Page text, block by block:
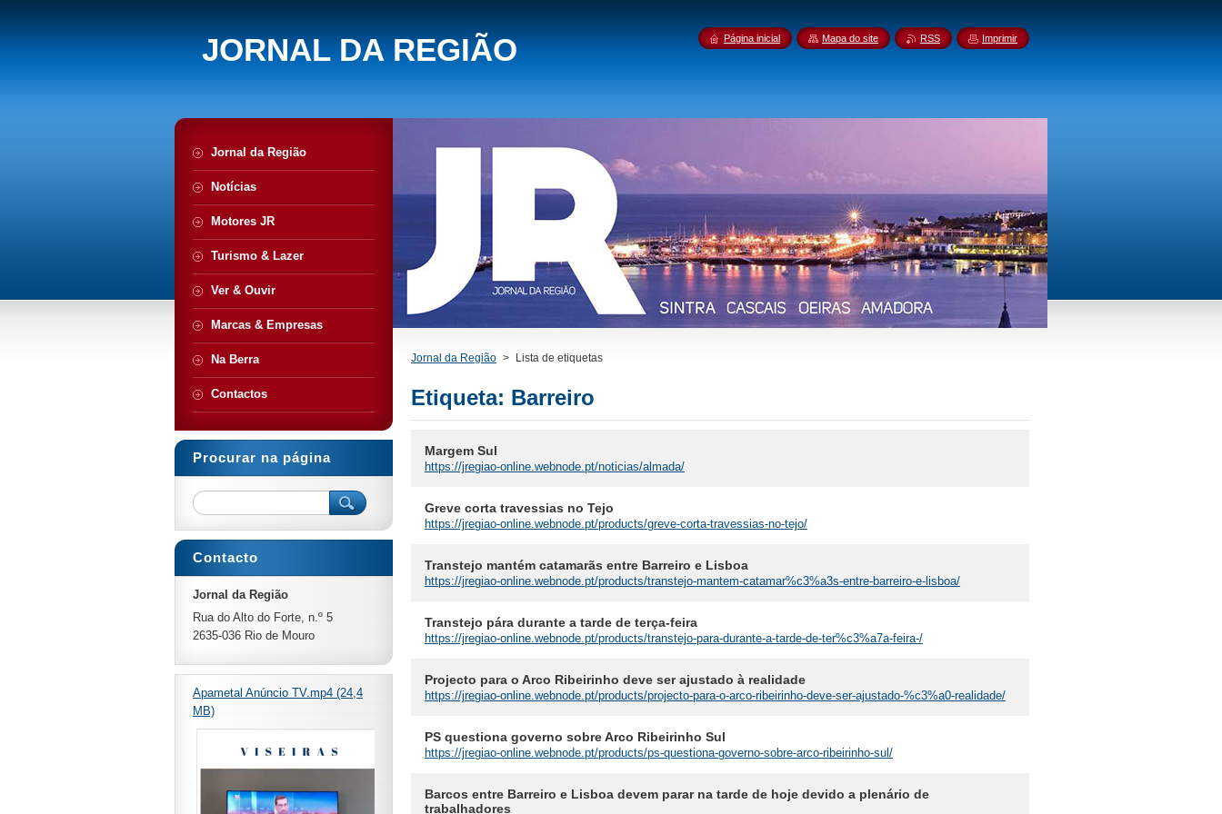
JORNAL DA REGIÃO
Jornal da Região > Lista de etiquetas
Etiqueta: Barreiro
Margem Sul
https://jregiao-online.webnode.pt/noticias/almada/
Greve corta travessias no Tejo
https://jregiao-online.webnode.pt/products/greve-corta-travessias-no-tejo/
Transtejo mantém catamarãs entre Barreiro e Lisboa
https://jregiao-online.webnode.pt/products/transtejo-mantem-catamar%c3%a3s-entre-barreiro-e-lisboa/
Transtejo pára durante a tarde de terça-feira
https://jregiao-online.webnode.pt/products/transtejo-para-durante-a-tarde-de-ter%c3%a7a-feira-/
Projecto para o Arco Ribeirinho deve ser ajustado à realidade
https://jregiao-online.webnode.pt/products/projecto-para-o-arco-ribeirinho-deve-ser-ajustado-%c3%a0-realidade/
PS questiona governo sobre Arco Ribeirinho Sul
https://jregiao-online.webnode.pt/products/ps-questiona-governo-sobre-arco-ribeirinho-sul/
Barcos entre Barreiro e Lisboa devem parar na tarde de hoje devido a plenário de
trabalhadores
Jornal da Região
Notícias
Motores JR
Turismo & Lazer
Ver & Ouvir
Marcas & Empresas
Na Berra
Contactos
Procurar na página
Contacto
Jornal da Região
Rua do Alto do Forte, n.º 5
2635-036 Rio de Mouro
Apametal Anúncio TV.mp4 (24,4
MB)
Página inicial Mapa do site RSS Imprimir